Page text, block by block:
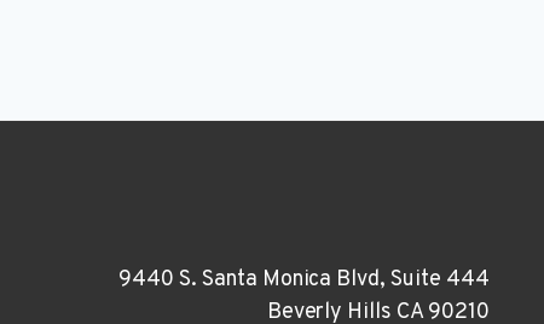
9440 S. Santa Monica Blvd, Suite 444
Beverly Hills CA 90210